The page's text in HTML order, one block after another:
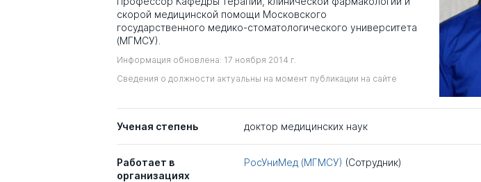
скорой медицинской помощи Московского
государственного медико-стоматологического университета
(МГМСУ).
Информация обновлена: 17 ноября 2014 г.
Сведения о должности актуальны на момент публикации на сайте
Ученая степень доктор медицинских наук
Работает в
организациях
РосУниМед (МГМСУ) (Сотрудник)